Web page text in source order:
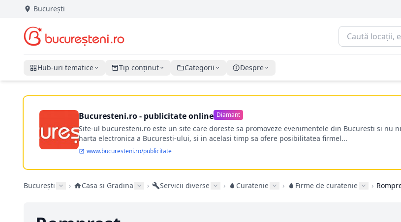
București
Hub-uri tematice Tip conținut Categorii Despre
Bucuresteni.ro - publicitate online Diamant
Site-ul bucuresteni.ro este un site care doreste sa promoveze evenimentele din Bucuresti si
harta electronica a Bucuresti-ului, si in acelasi timp sa ofere posibilitatea firmel...
www.bucuresteni.ro/publicitate
București › Casa si Gradina › Servicii diverse › Curatenie › Firme de curatenie ›